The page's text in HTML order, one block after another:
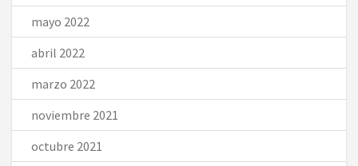
mayo 2022
abril 2022
marzo 2022
noviembre 2021
octubre 2021